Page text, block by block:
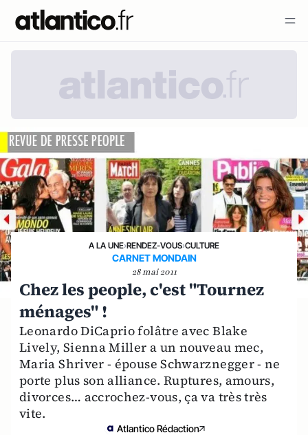
A LA UNE›RENDEZ-VOUS›CULTURE
CARNET MONDAIN
28 mai 2011
Chez les people, c'est "Tournez
ménages" !
Leonardo DiCaprio folâtre avec Blake
Lively, Sienna Miller a un nouveau mec,
Maria Shriver - épouse Schwarznegger - ne
porte plus son alliance. Ruptures, amours,
divorces… accrochez-vous, ça va très très
vite.
Atlantico Rédaction